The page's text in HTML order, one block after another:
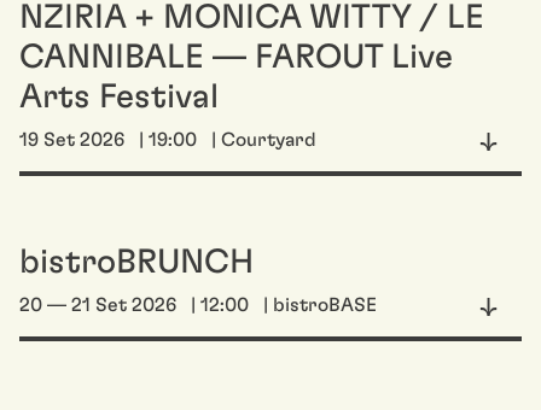
NZIRIA + MONICA WITTY / LE
CANNIBALE — FAROUT Live
Arts Festival
19 Set 2026 | 19:00 | Courtyard
bistroBRUNCH
20 — 21 Set 2026 | 12:00 | bistroBASE